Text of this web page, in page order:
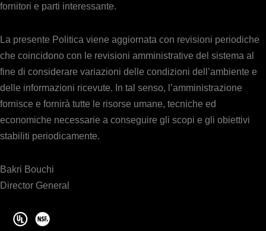
fornitori e parti interessante.
La presente Politica viene aggiornata con revisioni periodiche
che coincidono con le revisioni amministrative del sistema al
fine di considerare variazioni delle condizioni dell’ambiente e
delle informazioni ricevute. In tal senso, l’amministrazione
fornisce e fornirà tutte le risorse umane, tecniche ed
economiche necessarie a conseguire gli scopi e gli obiettivi
stabiliti periodicamente.
Bakri Bouchi
Director General